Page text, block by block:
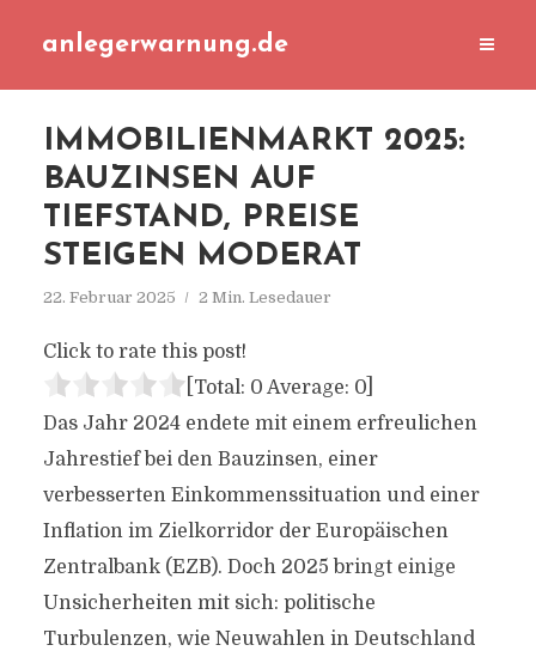
anlegerwarnung.de
IMMOBILIENMARKT 2025:
BAUZINSEN AUF
TIEFSTAND, PREISE
STEIGEN MODERAT
22. Februar 2025 2 Min. Lesedauer
Click to rate this post!
[Total: 0 Average: 0]
Das Jahr 2024 endete mit einem erfreulichen
Jahrestief bei den Bauzinsen, einer
verbesserten Einkommenssituation und einer
Inflation im Zielkorridor der Europäischen
Zentralbank (EZB). Doch 2025 bringt einige
Unsicherheiten mit sich: politische
Turbulenzen, wie Neuwahlen in Deutschland